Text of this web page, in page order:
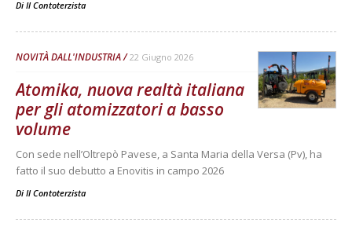
Di Il Contoterzista
NOVITÀ DALL'INDUSTRIA 22 Giugno 2026
Atomika, nuova realtà italiana
per gli atomizzatori a basso
volume
Con sede nell’Oltrepò Pavese, a Santa Maria della Versa (Pv), ha
fatto il suo debutto a Enovitis in campo 2026
Di Il Contoterzista